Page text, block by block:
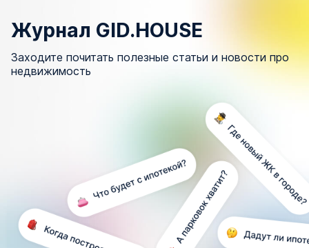
Журнал GID.HOUSE
Заходите почитать полезные статьи и новости про
недвижимость